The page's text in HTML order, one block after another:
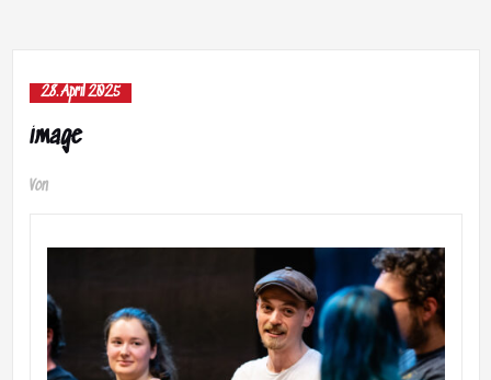
28. April 2025
image
Von